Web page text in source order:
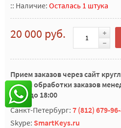
:: Наличие: Осталась 1 штука
20 000 руб.
Прием заказов через сайт
Время обработки заказов
10:00 до 18:00
Санкт-Петербург: 7 (812) 679-
Skype: SmartKeys.ru